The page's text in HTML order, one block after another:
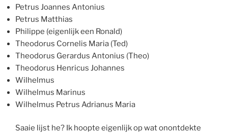
Petrus Joannes Antonius
Petrus Matthias
Philippe (eigenlijk een Ronald)
Theodorus Cornelis Maria (Ted)
Theodorus Gerardus Antonius (Theo)
Theodorus Henricus Johannes
Wilhelmus
Wilhelmus Marinus
Wilhelmus Petrus Adrianus Maria
Saaie lijst he? Ik hoopte eigenlijk op wat onontdekte